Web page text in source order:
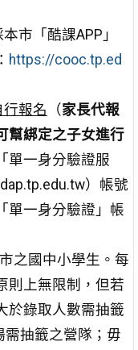
市「酷課APP」
https://cooc.tp.ed
行報名 （家長代報
幫綁定之子女進行
單一身分驗證服
）帳號
單一身分驗證」帳
之國中小學生。每
則上無限制，但若
於錄取人數需抽籤
需抽籤之營隊；毋